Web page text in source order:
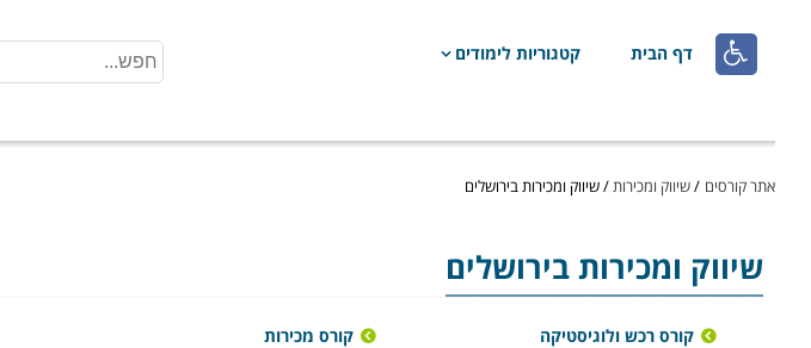
 דף הבית קטגוריות לימודים
אתר קורסים /שיווק ומכירות/שיווק ומכירות בירושלים
שיווק ומכירותבירושלים
קורס רכש ולוגיסטיקה
קורס מכירות